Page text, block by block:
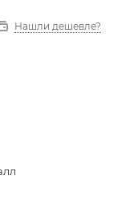
Нашли дешевле?